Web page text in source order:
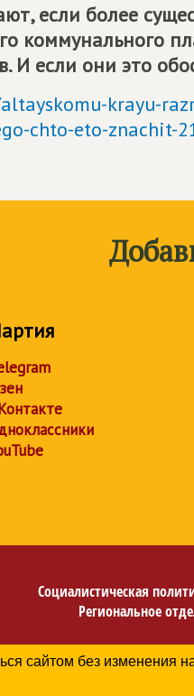
если более
коммунального
И если они это
krayu-
chto-eto-znachit-
Социалистическая
Региональное
Политика в
сайтом без изменения